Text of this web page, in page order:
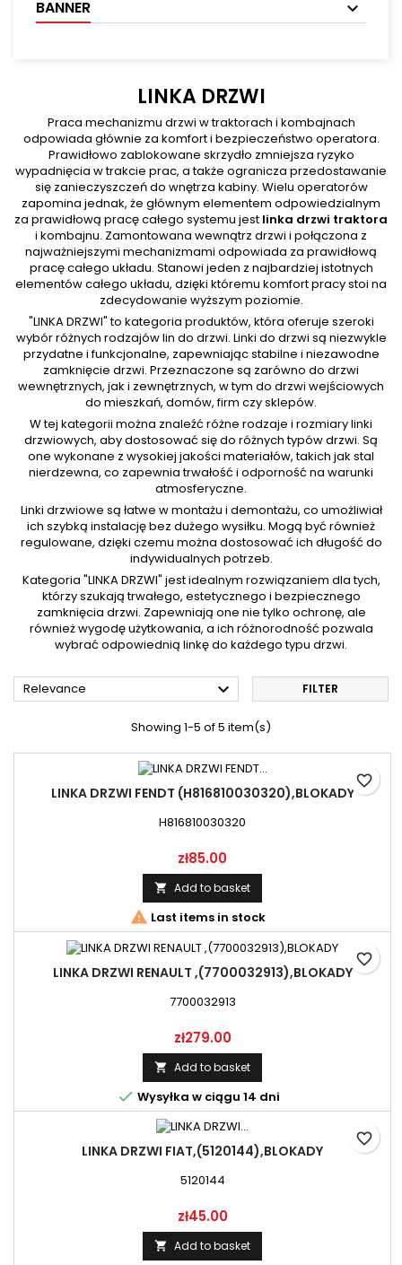
BANNER
LINKA DRZWI
Praca mechanizmu drzwi w traktorach i kombajnach
odpowiada głównie za komfort i bezpieczeństwo operatora.
Prawidłowo zablokowane skrzydło zmniejsza ryzyko
wypadnięcia w trakcie prac, a także ogranicza przedostawanie
się zanieczyszczeń do wnętrza kabiny. Wielu operatorów
zapomina jednak, że głównym elementem odpowiedzialnym
za prawidłową pracę całego systemu jest linka drzwi traktora
i kombajnu. Zamontowana wewnątrz drzwi i połączona z
najważniejszymi mechanizmami odpowiada za prawidłową
pracę całego układu. Stanowi jeden z najbardziej istotnych
elementów całego układu, dzięki któremu komfort pracy stoi na
zdecydowanie wyższym poziomie.
"LINKA DRZWI" to kategoria produktów, która oferuje szeroki
wybór różnych rodzajów lin do drzwi. Linki do drzwi są niezwykle
przydatne i funkcjonalne, zapewniając stabilne i niezawodne
zamknięcie drzwi. Przeznaczone są zarówno do drzwi
wewnętrznych, jak i zewnętrznych, w tym do drzwi wejściowych
do mieszkań, domów, firm czy sklepów.
W tej kategorii można znaleźć różne rodzaje i rozmiary linki
drzwiowych, aby dostosować się do różnych typów drzwi. Są
one wykonane z wysokiej jakości materiałów, takich jak stal
nierdzewna, co zapewnia trwałość i odporność na warunki
atmosferyczne.
Linki drzwiowe są łatwe w montażu i demontażu, co umożliwiał
ich szybką instalację bez dużego wysiłku. Mogą być również
regulowane, dzięki czemu można dostosować ich długość do
indywidualnych potrzeb.
Kategoria "LINKA DRZWI" jest idealnym rozwiązaniem dla tych,
którzy szukają trwałego, estetycznego i bezpiecznego
zamknięcia drzwi. Zapewniają one nie tylko ochronę, ale
również wygodę użytkowania, a ich różnorodność pozwala
wybrać odpowiednią linkę do każdego typu drzwi.
Relevance  FILTER
Showing 1-5 of 5 item(s)
LINKA DRZWI FENDT (H816810030320),BLOKADY
H816810030320
Price
zł85.00
 Add to basket
 Last items in stock
favorite_border
LINKA DRZWI RENAULT ,(7700032913),BLOKADY
7700032913
Price
zł279.00
 Add to basket
 Wysyłka w ciągu 14 dni
favorite_border
LINKA DRZWI FIAT,(5120144),BLOKADY
5120144
Price
zł45.00
 Add to basket
favorite_border